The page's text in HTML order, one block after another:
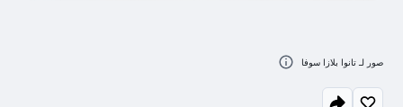
صور لـ تانوا بلازا سوفا